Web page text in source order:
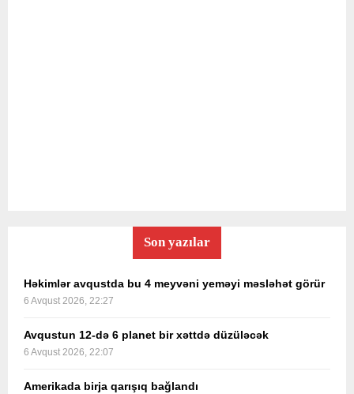
Son yazılar
Həkimlər avqustda bu 4 meyvəni yeməyi məsləhət görür
6 Avqust 2026, 22:27
Avqustun 12-də 6 planet bir xəttdə düzüləcək
6 Avqust 2026, 22:07
Amerikada birja qarışıq bağlandı